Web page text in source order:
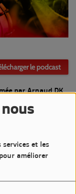
et les
améliorer
le podcast
par Arnaud DK
21h sur LM7
cet article